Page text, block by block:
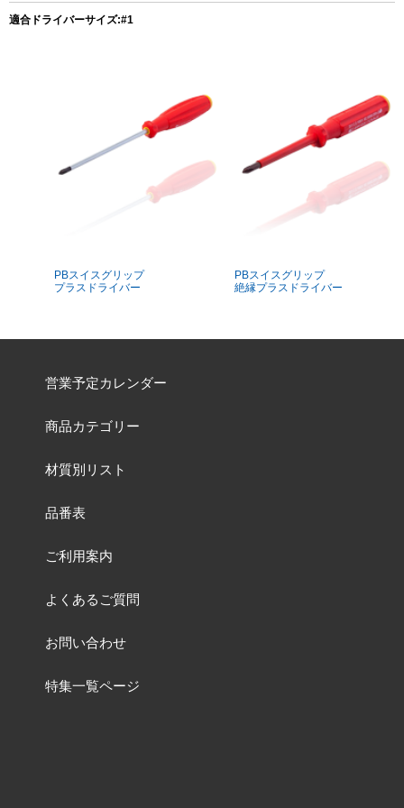
適合ドライバーサイズ:#1
PBスイスグリップ
プラスドライバー
PBスイスグリップ
絶縁プラスドライバー
営業予定カレンダー
商品カテゴリー
材質別リスト
品番表
ご利用案内
よくあるご質問
お問い合わせ
特集一覧ページ